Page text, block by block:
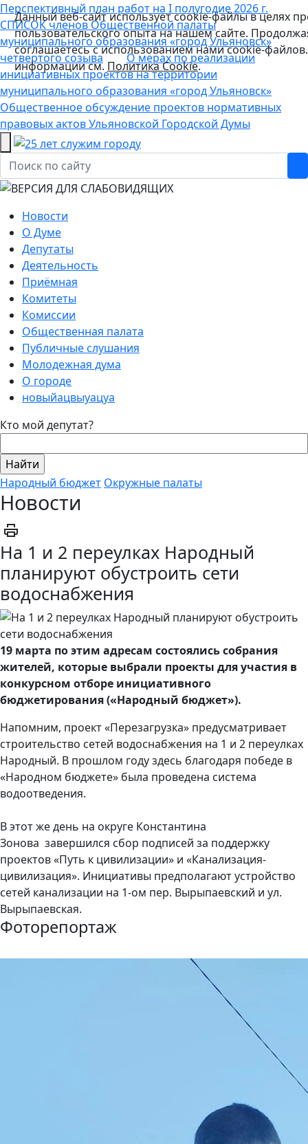
Перспективный план работ на I полугодие 2026 г.
СПИСОК членов Общественной палаты
муниципального образования «город Ульяновск»
четвертого созыва
О мерах по реализации
инициативных проектов на территории
муниципального образования «город Ульяновск»
Общественное обсуждение проектов нормативных
правовых актов Ульяновской Городской Думы
Новости
О Думе
Депутаты
Деятельность
Приёмная
Комитеты
Комиссии
Общественная палата
Публичные слушания
Молодежная дума
О городе
новыйацвыуацуа
Кто мой депутат?
Народный бюджет Окружные палаты
Новости
На 1 и 2 переулках Народный
планируют обустроить сети
водоснабжения
19 марта по этим адресам состоялись собрания
жителей, которые выбрали проекты для участия в
конкурсном отборе инициативного
бюджетирования («Народный бюджет»).
Напомним, проект «Перезагрузка» предусматривает
строительство сетей водоснабжения на 1 и 2 переулках
Народный. В прошлом году здесь благодаря победе в
«Народном бюджете» была проведена система
водоотведения.
В этот же день на округе Константина
Зонова завершился сбор подписей за поддержку
проектов «Путь к цивилизации» и «Канализация-
цивилизация». Инициативы предполагают устройство
сетей канализации на 1-ом пер. Вырыпаевский и ул.
Вырыпаевская.
Фоторепортаж
Данный веб-сайт использует cookie-файлы в целях
пользовательского опыта на нашем сайте.
соглашаетесь с использованием нами cookie-
информации см. Политика Cookie.